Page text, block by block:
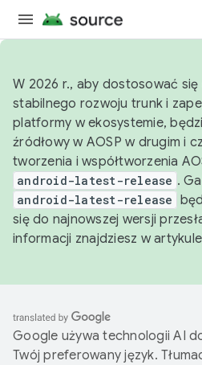
W 2026 r., aby dostosować
stabilnego rozwoju trunk i
platformy w ekosystemie,
źródłowy w AOSP w drugim i
tworzenia i współtworzenia
android-latest-release .
android-latest-release
się do najnowszej wersji
informacji znajdziesz w artykule
Google używa technologii AI
Twój preferowany język.